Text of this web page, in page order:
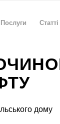
Послуги Статті
дому